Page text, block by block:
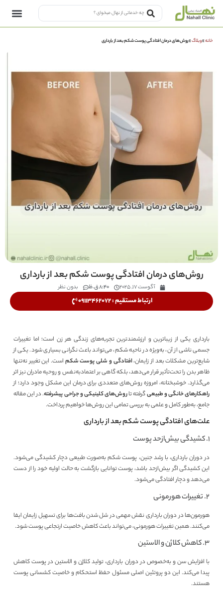
خانه»وبلاگ»روش‌های درمان افتادگی پوست شکم بعد از بارداری
روش‌های درمان افتادگی پوست شکم بعد از بارداری
آگوست 17, 2025 8:40 ق.ظ بدون نظر
ارتباط مستقیم : 09113462072
بارداری یکی از زیباترین و ارزشمندترین تجربه‌های زندگی هر زن است؛ اما تغییرات
جسمی ناشی از آن، به‌ویژه در ناحیه شکم، می‌تواند باعث نگرانی بسیاری شود. یکی از
شایع‌ترین مشکلات بعد از زایمان،افتادگی و شلی پوست شکم است. این تغییر نه‌تنها
ظاهر بدن را تحت‌تأثیر قرار می‌دهد، بلکه گاهی بر اعتمادبه‌نفس و روحیه مادران نیز اثر
می‌گذارد. خوشبختانه، امروزه روش‌های متعددی برای درمان این مشکل وجود دارد؛ از
راهکارهای خانگی و طبیعیگرفته تاروش‌های کلینیکی و جراحی پیشرفته. در این مقاله
جامع، به‌طور کامل و علمی به بررسی تمامی این روش‌ها خواهیم پرداخت.
علت‌های افتادگی پوست شکم بعد از بارداری
۱. کشیدگی بیش‌ازحد پوست
در دوران بارداری، با رشد جنین، پوست شکم به‌صورت طبیعی دچار کشیدگی می‌شود.
این کشیدگی اگر بیش‌ازحد باشد، پوست توانایی بازگشت به حالت اولیه خود را از دست
می‌دهد و دچار افتادگی می‌شود.
۲. تغییرات هورمونی
هورمون‌ها در دوران بارداری نقش مهمی در شل شدن بافت‌ها برای تسهیل زایمان ایفا
می‌کنند. همین تغییرات هورمونی، می‌تواند باعث کاهش خاصیت ارتجاعی پوست شود.
۳. کاهش کلاژن و الاستین
با افزایش سن و به‌خصوص در دوران بارداری، تولید کلاژن و الاستین در پوست کاهش
پیدا می‌کند. این دو پروتئین اصلی مسئول حفظ استحکام و خاصیت کشسانی پوست
هستند.